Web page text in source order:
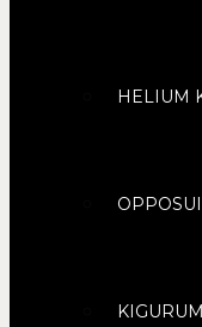
HELIUM